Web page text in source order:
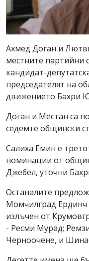
Ахмед Доган и
местните партийни
кандидат-
председателят на
движението Бахри
Доган и Местан са
седемте общински
Салиха Емин е
номинации от
Джебел, уточни
Останалите
Момчилград
излъчен от
- Ресми Мурад;
Черноочене, и